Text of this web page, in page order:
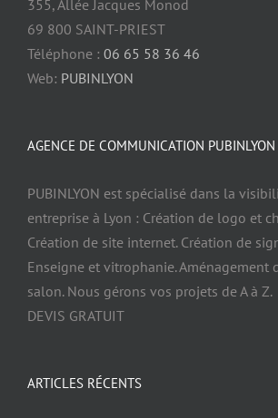
355, Allée Jacques Monod
69 800 SAINT-PRIEST
Téléphone : 06 65 58 36 46
Web: PUBINLYON
AGENCE DE COMMUNICATION PUBINLYON
PUBINLYON est spécialisé dans la
entreprise à Lyon : Création de logo et
Création de site internet. Création de
Enseigne et vitrophanie. Aménagement
salon. Nous gérons vos projets de A à Z.
DEVIS GRATUIT
ARTICLES RÉCENTS